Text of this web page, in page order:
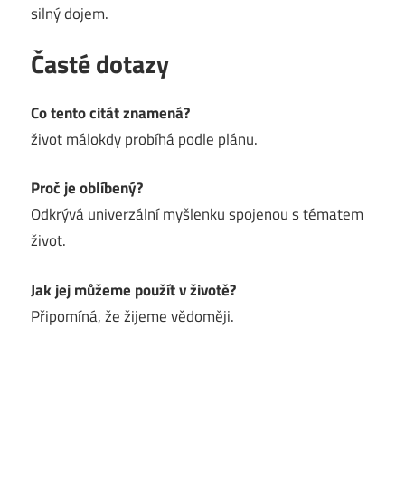
silný dojem.
Časté dotazy
Co tento citát znamená?
život málokdy probíhá podle plánu.
Proč je oblíbený?
Odkrývá univerzální myšlenku spojenou s tématem
život.
Jak jej můžeme použít v životě?
Připomíná, že žijeme vědoměji.